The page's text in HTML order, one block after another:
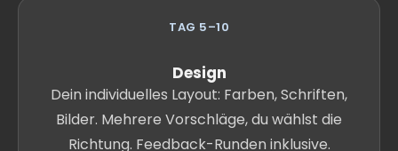
TAG 5–10
Design
Dein individuelles Layout: Farben, Schriften,
Bilder. Mehrere Vorschläge, du wählst die
Richtung. Feedback-Runden inklusive.